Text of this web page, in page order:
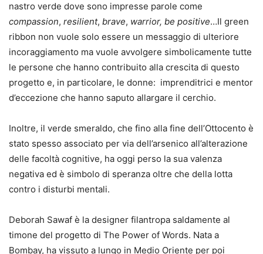
nastro verde dove sono impresse parole come
compassion, resilient, brave, warrior, be positive…Il green
ribbon non vuole solo essere un messaggio di ulteriore
incoraggiamento ma vuole avvolgere simbolicamente tutte
le persone che hanno contribuito alla crescita di questo
progetto e, in particolare, le donne: imprenditrici e mentor
d’eccezione che hanno saputo allargare il cerchio.
Inoltre, il verde smeraldo, che fino alla fine dell’Ottocento è
stato spesso associato per via dell’arsenico all’alterazione
delle facoltà cognitive, ha oggi perso la sua valenza
negativa ed è simbolo di speranza oltre che della lotta
contro i disturbi mentali.
Deborah Sawaf è la designer filantropa saldamente al
timone del progetto di The Power of Words. Nata a
Bombay, ha vissuto a lungo in Medio Oriente per poi